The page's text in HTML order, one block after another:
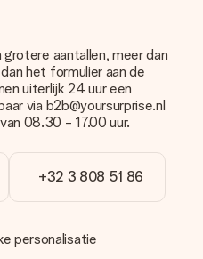
aan: iDeal, Paypal,
Hou bij handmatige
dagen extra levertijd van je
naar mijn zin is?
bij het vinden van een
aantallen, meer dan
het formulier aan de
uiterlijk 24 uur een
via b2b@yoursurprise.nl
08.30 - 17.00 uur.
+32 3 808 51 86
personalisatie